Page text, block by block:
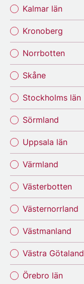
Kalmar län
Kronoberg
Norrbotten
Skåne
Stockholms län
Sörmland
Uppsala län
Värmland
Västerbotten
Västernorrland
Västmanland
Västra Götaland
Örebro län